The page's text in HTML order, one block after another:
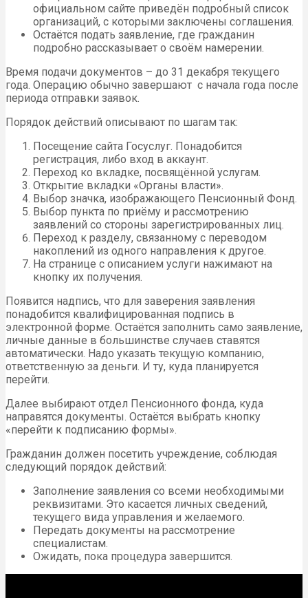
официальном сайте приведён подробный список
организаций, с которыми заключены соглашения.
Остаётся подать заявление, где гражданин
подробно рассказывает о своём намерении.
Время подачи документов – до 31 декабря текущего
года. Операцию обычно завершают с начала года после
периода отправки заявок.
Порядок действий описывают по шагам так:
Посещение сайта Госуслуг. Понадобится
регистрация, либо вход в аккаунт.
Переход ко вкладке, посвящённой услугам.
Открытие вкладки «Органы власти».
Выбор значка, изображающего Пенсионный Фонд.
Выбор пункта по приёму и рассмотрению
заявлений со стороны зарегистрированных лиц.
Переход к разделу, связанному с переводом
накоплений из одного направления к другое.
На странице с описанием услуги нажимают на
кнопку их получения.
Появится надпись, что для заверения заявления
понадобится квалифицированная подпись в
электронной форме. Остаётся заполнить само заявление,
личные данные в большинстве случаев ставятся
автоматически. Надо указать текущую компанию,
ответственную за деньги. И ту, куда планируется
перейти.
Далее выбирают отдел Пенсионного фонда, куда
направятся документы. Остаётся выбрать кнопку
«перейти к подписанию формы».
Гражданин должен посетить учреждение, соблюдая
следующий порядок действий:
Заполнение заявления со всеми необходимыми
реквизитами. Это касается личных сведений,
текущего вида управления и желаемого.
Передать документы на рассмотрение
специалистам.
Ожидать, пока процедура завершится.